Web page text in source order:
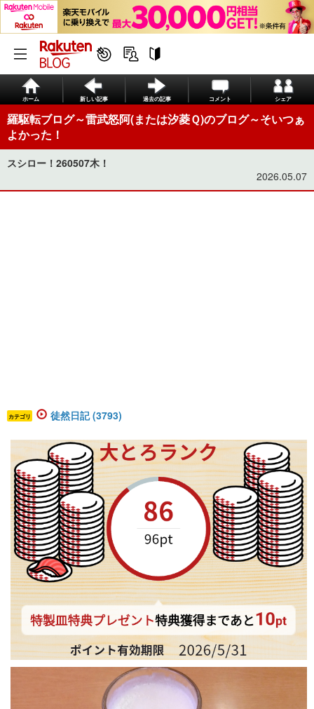
ホーム 新しい記事 過去の記事 コメント シェア
羅駆転ブログ～雷武怒阿(または汐菱Ｑ)のブログ～そいつぁ
よかった！
スシロー！260507木！
2026.05.07
カテゴリ 徒然日記 (3793)